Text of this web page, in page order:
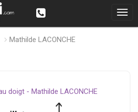
Mathilde LACONCHE